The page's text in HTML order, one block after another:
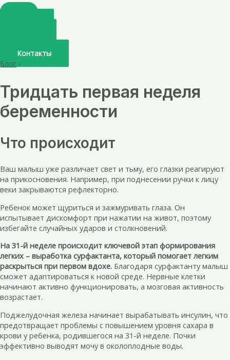
Контакты
Блог ›
Тридцать первая неделя
беременности
Что происходит
Ваш малыш уже различает свет и тьму, его глазки реагируют
на прикосновения. Например, при поднесении ручки к лицу
веки закрываются рефлекторно.
Ребенок может щуриться и зажмуривать глаза. Он
испытывает дискомфорт при нажатии на живот, поэтому
избегайте случайных ударов и столкновений.
На 31-й неделе происходит ключевой этап формирования
легких – выработка сурфактанта, который помогает легким
раскрыться при первом вдохе. Благодаря сурфактанту малыш
сможет адаптироваться к новой среде. Нервные клетки
начинают активно функционировать, а мозговая активность
возрастает.
Поджелудочная железа начинает вырабатывать инсулин, что
предотвращает проблемы с повышением уровня сахара в
крови у ребенка, родившегося на 31-й неделе. Почки
эффективно выводят мочу в околоплодные воды.